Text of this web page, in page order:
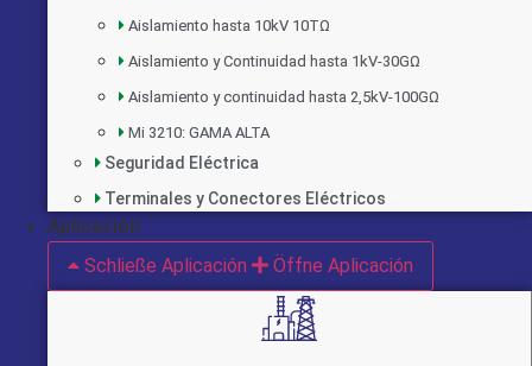
Aislamiento hasta 10kV 10TΩ
Aislamiento y Continuidad hasta 1kV-30GΩ
Aislamiento y continuidad hasta 2,5kV-100GΩ
Mi 3210: GAMA ALTA
Seguridad Eléctrica
Terminales y Conectores Eléctricos
Aplicación
Schließe Aplicación
Öffne Aplicación